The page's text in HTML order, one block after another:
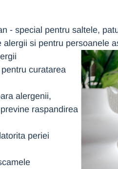
- special pentru saltele,
si pentru persoanele
curatarea
alergenii,
raspandirea
periei